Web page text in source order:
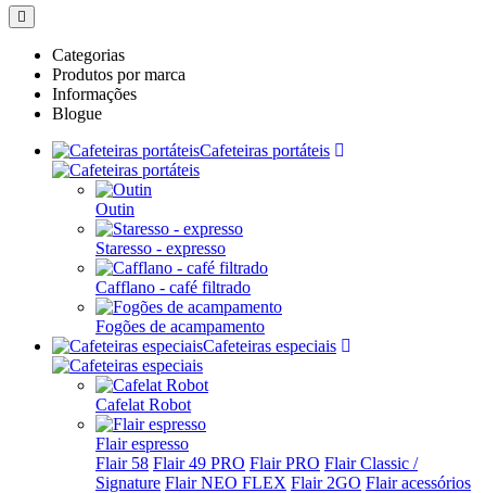
Categorias
Produtos por marca
Informações
Blogue
Cafeteiras portáteis
Outin
Staresso - expresso
Cafflano - café filtrado
Fogões de acampamento
Cafeteiras especiais
Cafelat Robot
Flair espresso
Flair 58 Flair 49 PRO Flair PRO Flair Classic /
Signature Flair NEO FLEX Flair 2GO Flair acessórios